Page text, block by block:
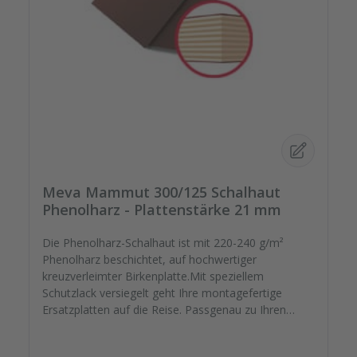
Meva Mammut 300/125 Schalhaut
Phenolharz - Plattenstärke 21 mm
Die Phenolharz-Schalhaut ist mit 220-240 g/m²
Phenolharz beschichtet, auf hochwertiger
kreuzverleimter Birkenplatte.Mit speziellem
Schutzlack versiegelt geht Ihre montagefertige
Ersatzplatten auf die Reise. Passgenau zu Ihren